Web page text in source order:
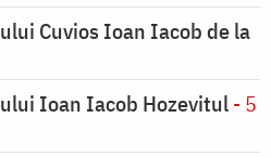
Cuvios Ioan Iacob de la
Ioan Iacob Hozevitul- 5